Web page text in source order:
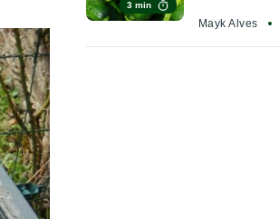
3 min
Mayk Alves